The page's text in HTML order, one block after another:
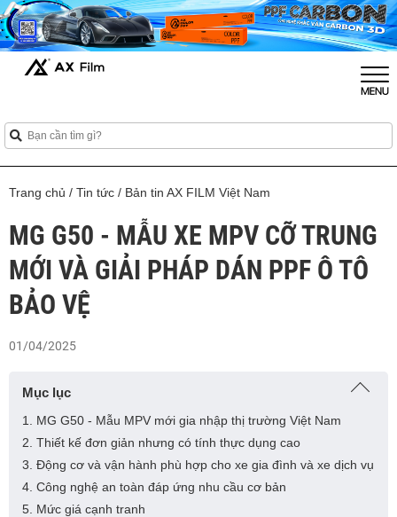
Trang chủ / Tin tức / Bản tin AX FILM Việt Nam
MG G50 - MẪU XE MPV CỠ TRUNG
MỚI VÀ GIẢI PHÁP DÁN PPF Ô TÔ
BẢO VỆ
01/04/2025
Mục lục
1. MG G50 - Mẫu MPV mới gia nhập thị trường Việt Nam
2. Thiết kế đơn giản nhưng có tính thực dụng cao
3. Động cơ và vận hành phù hợp cho xe gia đình và xe dịch vụ
4. Công nghệ an toàn đáp ứng nhu cầu cơ bản
5. Mức giá cạnh tranh